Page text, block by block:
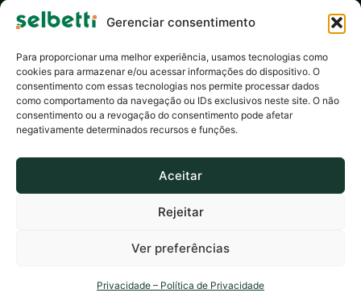
Gerenciar consentimento
Para proporcionar uma melhor experiência, usamos tecnologias como
cookies para armazenar e/ou acessar informações do dispositivo. O
consentimento com essas tecnologias nos permite processar dados
como comportamento da navegação ou IDs exclusivos neste site. O não
consentimento ou a revogação do consentimento pode afetar
negativamente determinados recursos e funções.
Aceitar
Rejeitar
Ver preferências
Privacidade – Política de Privacidade
Fale com um Especialista
Selbetti Tecnologia S.A. - 2026 - Todos os Direitos Reservados